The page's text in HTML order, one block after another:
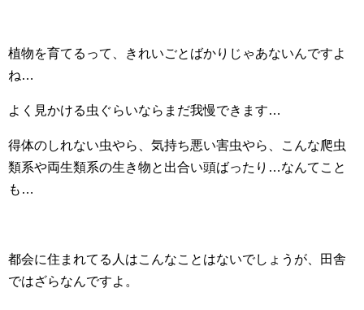
植物を育てるって、きれいごとばかりじゃあないんですよ
ね…
よく見かける虫ぐらいならまだ我慢できます…
得体のしれない虫やら、気持ち悪い害虫やら、こんな爬虫
類系や両生類系の生き物と出合い頭ばったり…なんてこと
も…
都会に住まれてる人はこんなことはないでしょうが、田舎
ではざらなんですよ。